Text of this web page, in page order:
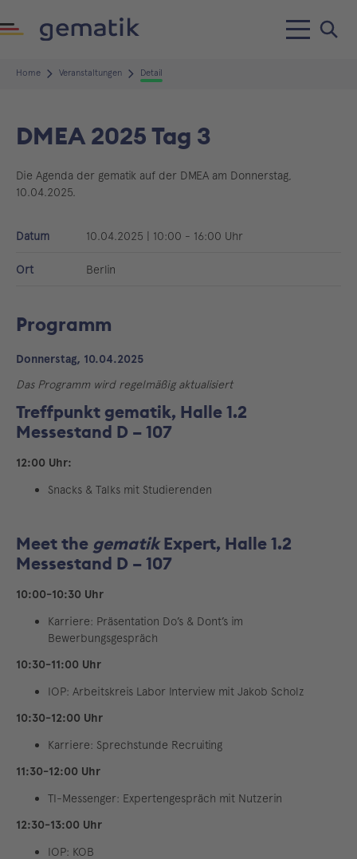
Home Veranstaltungen Detail
DMEA 2025 Tag 3
Die Agenda der gematik auf der DMEA am Donnerstag,
10.04.2025.
Datum 10.04.2025 | 10:00 - 16:00 Uhr
Ort Berlin
Programm
Donnerstag, 10.04.2025
Das Programm wird regelmäßig aktualisiert
Treffpunkt gematik, Halle 1.2
Messestand D – 107
12:00 Uhr:
Snacks & Talks mit Studierenden
Meet the gematikExpert, Halle 1.2
Messestand D – 107
10:00-10:30 Uhr
Karriere: Präsentation Do’s & Dont’s im
Bewerbungsgespräch
10:30-11:00 Uhr
IOP: Arbeitskreis Labor Interview mit Jakob Scholz
10:30-12:00 Uhr
Karriere: Sprechstunde Recruiting
11:30-12:00 Uhr
TI-Messenger: Expertengespräch mit Nutzerin
12:30-13:00 Uhr
IOP: KOB